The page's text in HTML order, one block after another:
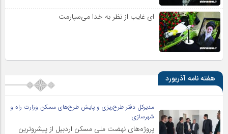
ای غایب از نظر به خدا می‌سپارمت
هفته نامه آذریورد
مدیرکل دفتر طرح‌ریزی و پایش طرح‌های مسکن وزارت راه و
شهرسازی:
پروژه‌های نهضت ملی مسکن اردبیل از پیشروترین